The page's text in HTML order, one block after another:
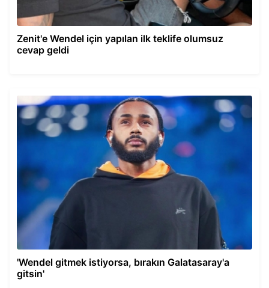
Zenit'e Wendel için yapılan ilk teklife olumsuz
cevap geldi
'Wendel gitmek istiyorsa, bırakın Galatasaray'a
gitsin'